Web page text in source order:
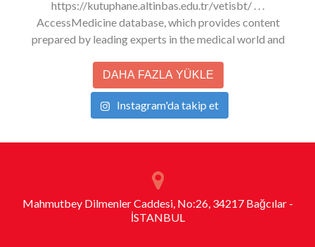
DAHA FAZLA YÜKLE
Instagram'da takip et
Mahmutbey Dilmenler Caddesi, No:26, 34217 Bağcılar -
İSTANBUL